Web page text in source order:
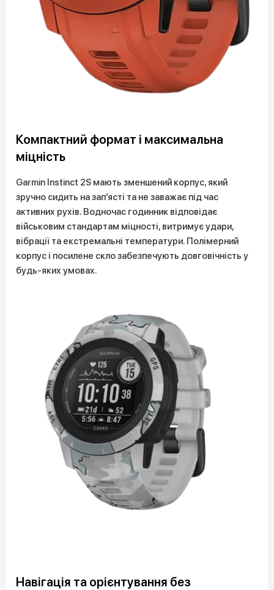
Компактний формат і максимальна
міцність
Garmin Instinct 2S мають зменшений корпус, який
зручно сидить на зап’ясті та не заважає під час
активних рухів. Водночас годинник відповідає
військовим стандартам міцності, витримує удари,
вібрації та екстремальні температури. Полімерний
корпус і посилене скло забезпечують довговічність у
будь-яких умовах.
Навігація та орієнтування без